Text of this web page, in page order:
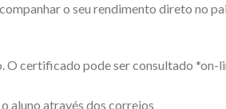
o seu rendimento direto no
O certificado pode ser consultado *on-
aluno através dos correios